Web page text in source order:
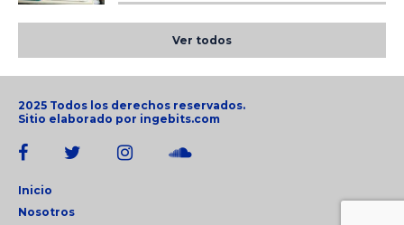
Ver todos
2025 Todos los derechos reservados.
Sitio elaborado por ingebits.com
Inicio
Nosotros